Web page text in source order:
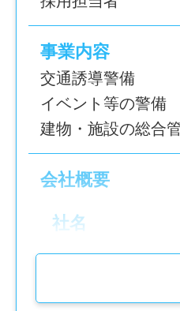
広島市内を中心に
ます。
様々な現場で活躍
たことがあるかも
収入や働き方につ
ください。
その希望に合わせ
早く終わっても、
事業内容
交通誘導警備
イベント等の警備
建物・施設の総合
会社概要
社名
株式会社太栄警備
設立